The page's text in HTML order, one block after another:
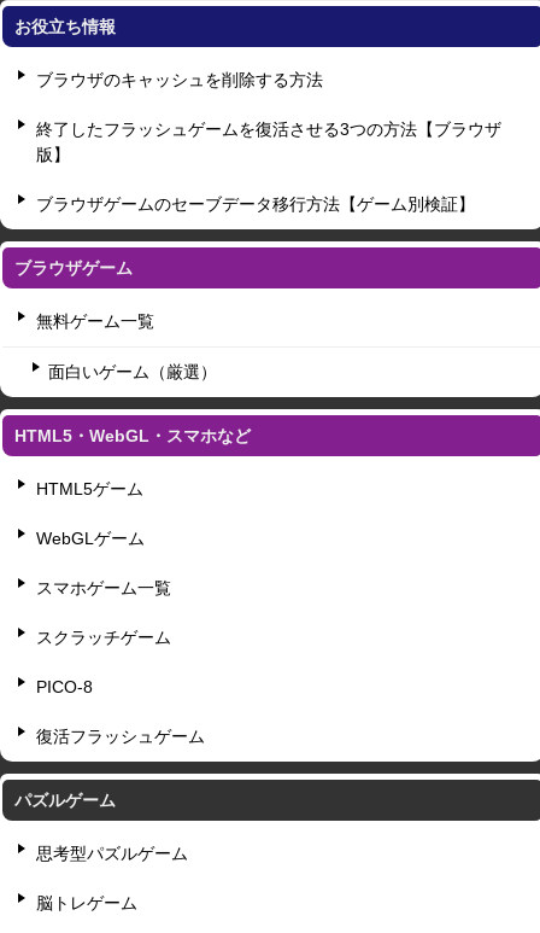
お役立ち情報
ブラウザのキャッシュを削除する方法
終了したフラッシュゲームを復活させる3つの方法【ブラウザ
版】
ブラウザゲームのセーブデータ移行方法【ゲーム別検証】
ブラウザゲーム
無料ゲーム一覧
面白いゲーム（厳選）
HTML5・WebGL・スマホなど
HTML5ゲーム
WebGLゲーム
スマホゲーム一覧
スクラッチゲーム
PICO-8
復活フラッシュゲーム
パズルゲーム
思考型パズルゲーム
脳トレゲーム